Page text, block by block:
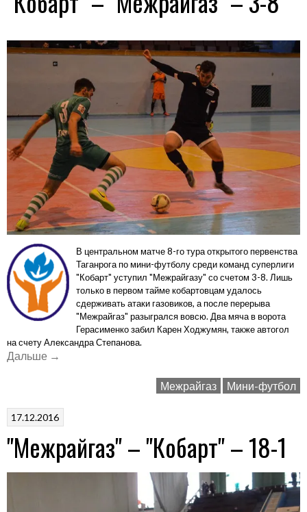
В центральном матче 8-го тураоткрытого первенства
Таганрога по мини-футболу среди команд суперлиги
"Кобарт" уступил "Межрайгазу" со счетом 3-8. Лишь
только в первом тайме кобартовцам удалось
сдерживать атаки газовиков, а после перерыва
"Межрайгаз" разыгрался вовсю. Два мяча в ворота
Герасименко забил Карен Ходжумян, также автогол
на счету Александра Степанова.
Дальше «"Кобарт"
3-
→
Межрайгаз Мини-футбол
17.12.2016
"Межрайгаз" – "Кобарт" – 18-1